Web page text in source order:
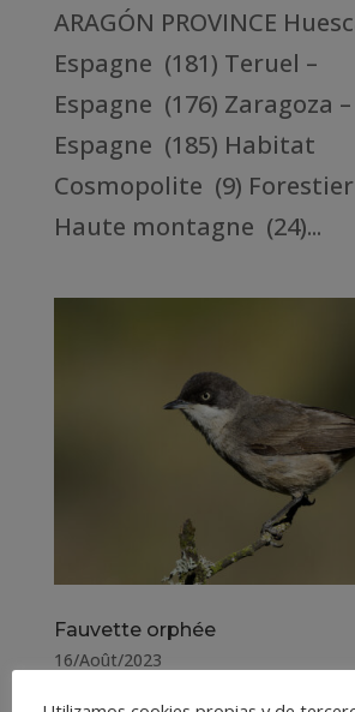
ARAGÓN PROVINCE
Espagne (181) Teruel –
Espagne (176) Zaragoza –
Espagne (185) Habitat
Cosmopolite (9)
Haute montagne (24)...
Fauvette orphée
16/Août/2023